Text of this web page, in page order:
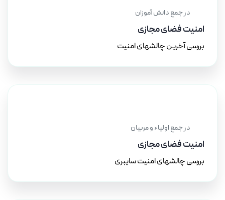
در جمع دانش آموزان
امنیت فضای مجازی
بررسی آخرین چالشهای امنیت
در جمع اولیاء و مربیان
امنیت فضای مجازی
بررسی چالشهای امنیت سایبری